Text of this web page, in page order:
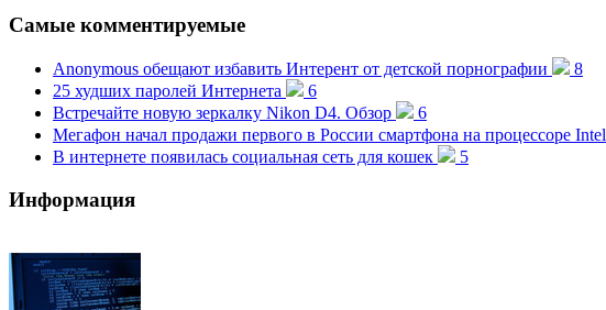
Самые комментируемые
Anonymous обещают избавить Интерент от детской порнографии
8
25 худших паролей Интернета
6
Встречайте новую зеркалку Nikon D4. Обзор
6
Мегафон начал продажи первого в России смартфона на процессоре Intel
В интернете появилась социальная сеть для кошек
5
Информация